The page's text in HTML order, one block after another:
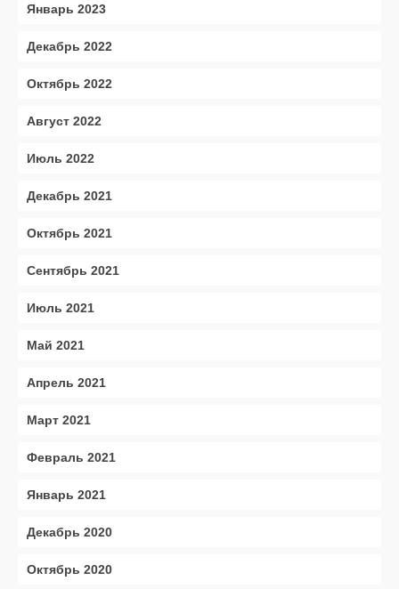
Январь 2023
Декабрь 2022
Октябрь 2022
Август 2022
Июль 2022
Декабрь 2021
Октябрь 2021
Сентябрь 2021
Июль 2021
Май 2021
Апрель 2021
Март 2021
Февраль 2021
Январь 2021
Декабрь 2020
Октябрь 2020